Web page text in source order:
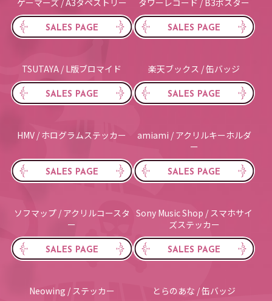
ゲーマーズ / A3タペストリー
SALES PAGE
タワーレコード / B3ポスター
SALES PAGE
TSUTAYA / L版ブロマイド
SALES PAGE
楽天ブックス / 缶バッジ
SALES PAGE
HMV / ホログラムステッカー
SALES PAGE
amiami / アクリルキーホルダ
ー
SALES PAGE
ソフマップ / アクリルコースタ
ー
SALES PAGE
Sony Music Shop / スマホサイ
ズステッカー
SALES PAGE
Neowing / ステッカー とらのあな / 缶バッジ